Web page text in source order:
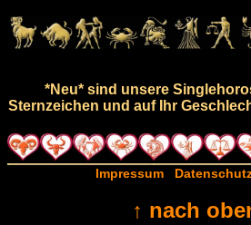
*Neu* sind unsere
Sternzeichen und auf Ihr
Impressum
↑ nach